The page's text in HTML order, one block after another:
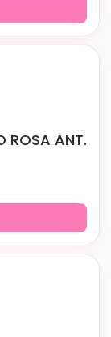
ROSA ANT.